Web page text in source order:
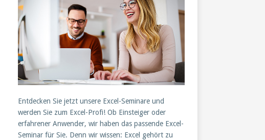
Entdecken Sie jetzt unsere Excel-Seminare und
werden Sie zum Excel-Profi! Ob Einsteiger oder
erfahrener Anwender, wir haben das passende Excel-
Seminar für Sie. Denn wir wissen: Excel gehört zu